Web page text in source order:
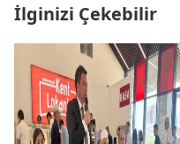
İlginizi Çekebilir